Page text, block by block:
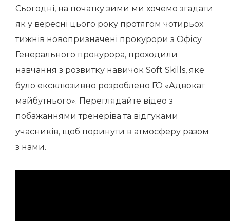
Сьогодні, на початку зими ми хочемо згадати
як у вересні цього року протягом чотирьох
тижнів новопризначені прокурори з Офісу
Генерального прокурора, проходили
навчання з розвитку навичок Soft Skills, яке
було ексклюзивно розроблено ГО «Адвокат
майбутнього». Переглядайте відео з
побажаннями тренеріва та відгуками
учасників, щоб поринути в атмосферу разом
з нами.